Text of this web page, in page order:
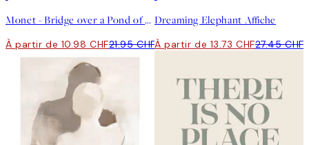
Monet - Bridge over a Pond of Water Lilies Affiche
À partir de 10.98 CHF21.95 CHF
Dreaming Elephant Affiche
À partir de 13.73 CHF27.45 CHF